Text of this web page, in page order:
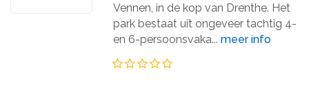
Vennen, in de kop van Drenthe. Het
park bestaat uit ongeveer tachtig 4-
en 6-persoonsvaka...meer info